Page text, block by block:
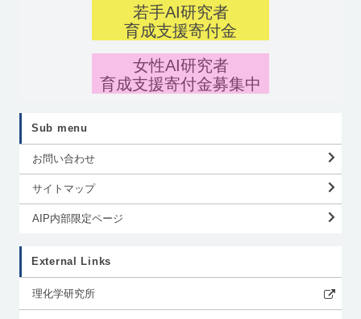
若手AI研究者
育成支援寄付金
女性AI研究者
育成支援寄付金募集中
Sub menu
お問い合わせ
サイトマップ
AIP内部限定ページ
External Links
理化学研究所